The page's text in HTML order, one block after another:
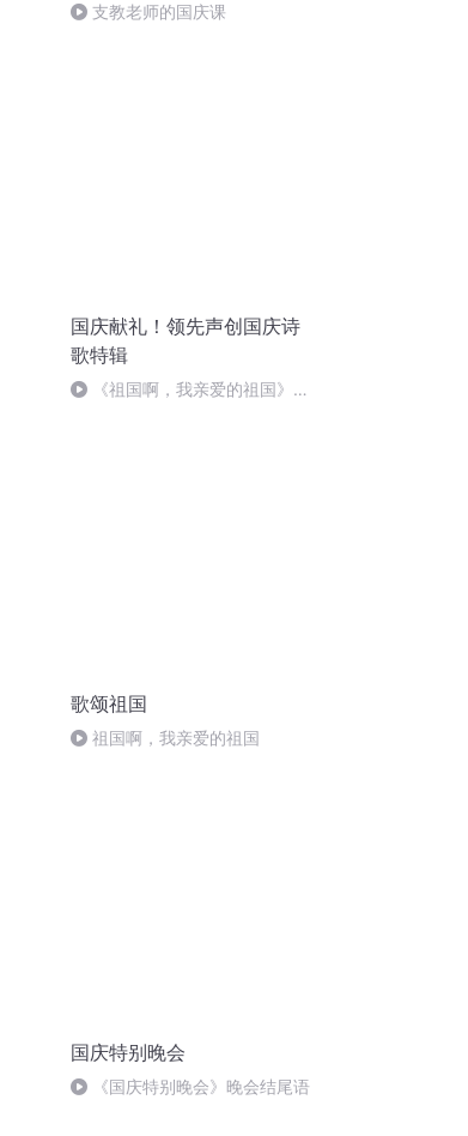
支教老师的国庆课
国庆献礼！领先声创国庆诗
歌特辑
《祖国啊，我亲爱的祖国》温
歌颂祖国
祖国啊，我亲爱的祖国
国庆特别晚会
《国庆特别晚会》晚会结尾语